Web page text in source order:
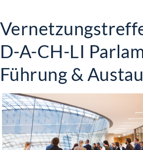
D-A-CH-LI
Führung &